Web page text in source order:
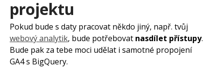
projektu
Pokud bude s daty pracovat někdo jiný, např. tvůj
webový analytik, bude potřebovat nasdílet přístupy.
Bude pak za tebe moci udělat i samotné propojení
GA4 s BigQuery.